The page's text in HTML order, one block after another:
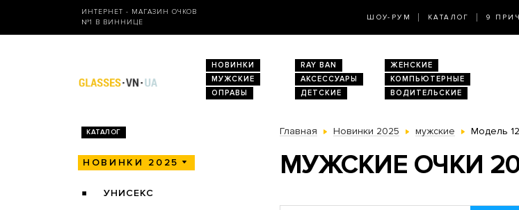
ИНТЕРНЕТ - МАГАЗИН ОЧКОВ
№1 В ВИННИЦЕ
ШОУ-РУМ КАТАЛОГ 9
НОВИНКИ RAY BAN
ЖЕНСКИЕ
МУЖСКИЕ
АКСЕССУАРЫ
КОМПЬЮТЕРНЫЕ
ОПРАВЫ
ДЕТСКИЕ ВОДИТЕЛЬСКИЕ
КАТАЛОГ
НОВИНКИ 2025
УНИСЕКС
Главная Новинки 2025 мужские Модель
МУЖСКИЕ ОЧКИ